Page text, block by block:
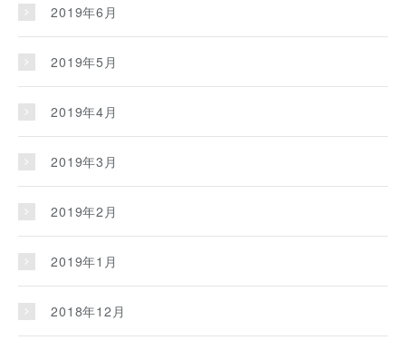
2019年6月
2019年5月
2019年4月
2019年3月
2019年2月
2019年1月
2018年12月